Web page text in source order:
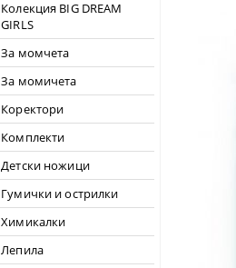
Колекция BIG DREAM
GIRLS
За момчета
За момичета
Коректори
Комплекти
Детски ножици
Гумички и острилки
Химикалки
Лепила